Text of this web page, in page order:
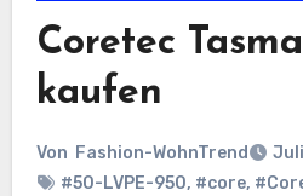
Coretec
kaufen
Von Fashion-WohnTrend
#50-LVPE-950, #core,